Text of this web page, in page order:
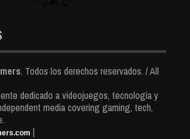
. Todos los derechos reservados. / All
dedicado a videojuegos, tecnología y
media covering gaming, tech,
|